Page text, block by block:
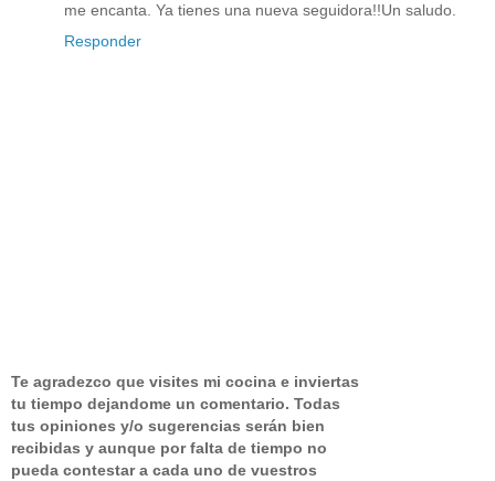
me encanta. Ya tienes una nueva seguidora!!Un saludo.
Responder
Te agradezco que visites mi cocina e inviertas
tu tiempo dejandome un comentario. Todas
tus opiniones y/o sugerencias serán bien
recibidas y aunque por falta de tiempo no
pueda contestar a cada uno de vuestros